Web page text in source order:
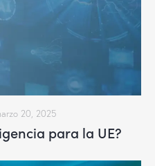
20, 2025
para la UE?